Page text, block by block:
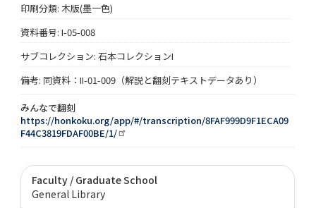
印刷分類: 木版(墨一色)
資料番号: I-05-008
サブコレクション: 石本コレクションI
備考: 同資料：II-01-009（解説と翻刻テキストデータあり）
みんなで翻刻
https://honkoku.org/app/#/transcription/8FAF999D9F1ECA09
F44C3819FDAF00BE/1/
Faculty / Graduate School
General Library